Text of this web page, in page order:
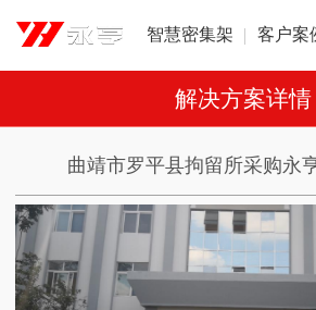
智慧密集架 客户案
解决方案详情
曲靖市罗平县拘留所采购永